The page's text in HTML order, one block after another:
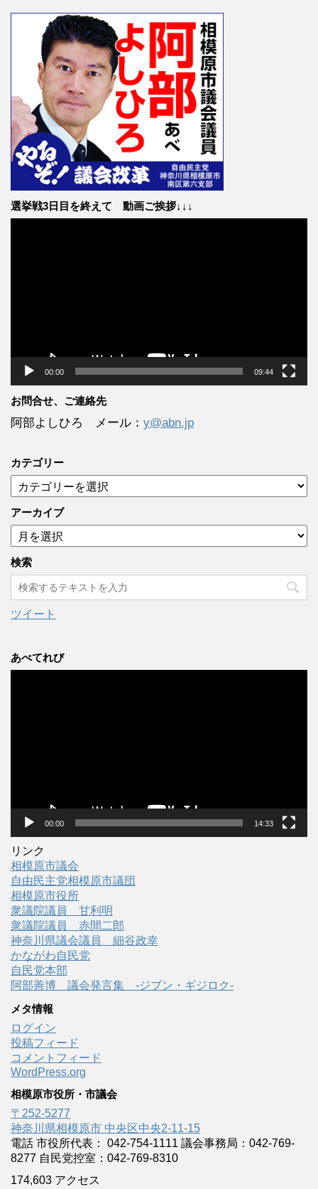
選挙戦3日目を終えて 動画ご挨拶↓↓↓
00:00 09:44
お問合せ、ご連絡先
阿部よしひろ メール： y@abn.jp
カテゴリー
テ
ゴ
リ
ー
アーカイブ
ア
ー
カ
イ
ブ
検索
ツイート
あべてれび
00:00 14:33
リンク
相模原市議会
自由民主党相模原市議団
相模原市役所
衆議院議員 甘利明
衆議院議員 赤間二郎
神奈川県議会議員 細谷政幸
かながわ自民党
自民党本部
阿部善博 議会発言集 -ジブン・ギジロク-
メタ情報
ログイン
投稿フィード
コメントフィード
WordPress.org
相模原市役所・市議会
〒252-5277
神奈川県相模原市 中央区中央2-11-15
電話 市役所代表： 042-754-1111 議会事務局：042-769-
8277 自民党控室：042-769-8310
174,603 アクセス